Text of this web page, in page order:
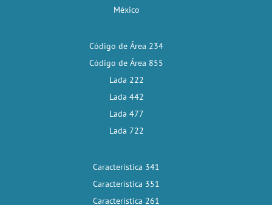
México
Código de Área 234
Código de Área 855
Lada 222
Lada 442
Lada 477
Lada 722
Característica 341
Característica 351
Característica 261